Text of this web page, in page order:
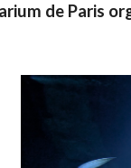
de Paris